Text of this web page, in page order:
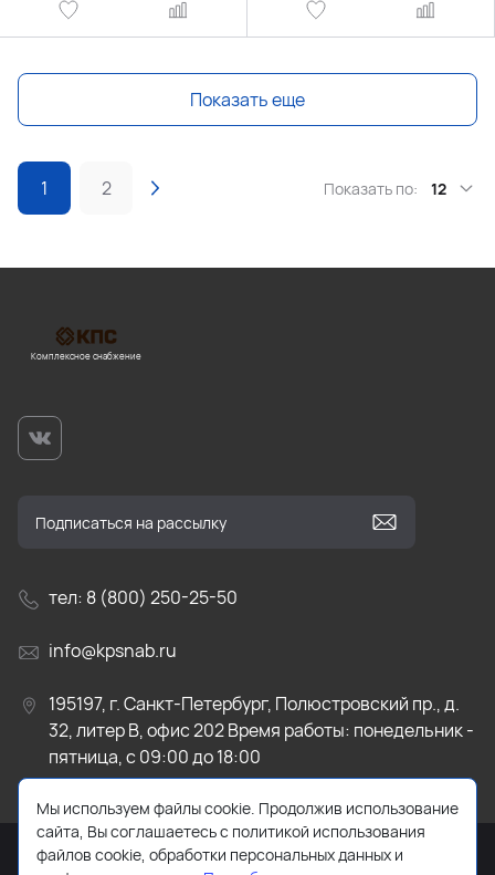
Показать еще
1 2 Показать по: 12
Комплексное снабжение
тел: 8 (800) 250-25-50
info@kpsnab.ru
195197, г. Санкт-Петербург, Полюстровский пр., д.
32, литер В, офис 202 Время работы: понедельник -
пятница, с 09:00 до 18:00
Мы используем файлы cookie. Продолжив использование
сайта, Вы соглашаетесь с политикой использования
файлов cookie, обработки персональных данных и